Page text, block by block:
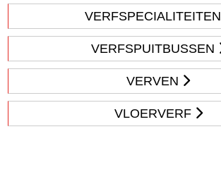
VERFSPECIALITEITEN
VERFSPUITBUSSEN
VERVEN
VLOERVERF